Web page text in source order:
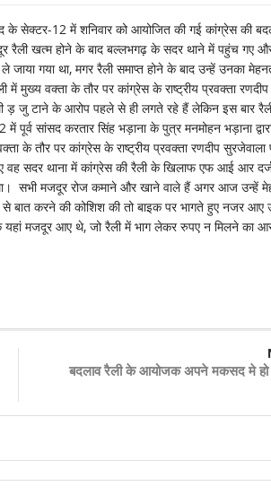
के सेक्टर-12 में शनिवार को आयोजित की गई कांग्रेस की
रैली खत्म होने के बाद बल्लभगढ़ के सदर थाने में पहुंच गए
गया था, मगर रैली समाप्त होने के बाद उन्हें उनका
मुख्य वक्ता के तौर पर कांग्रेस के राष्ट्रीय प्रवक्ता
ड़ जु टाने के आरोप पहले से ही लगते रहे हैं लेकिन इस बार रैली
सांसद करतार सिंह भड़ाना के पुत्र मनमोहन भड़ाना
के तौर पर कांग्रेस के राष्ट्रीय प्रवक्ता रणदीप
वह सदर थाना में कांग्रेस की रैली के खिलाफ एफ आई आर
सभी मजदूर रोज कमाने और खाने वाले हैं अगर आज उन्हें
बात करने की कोशिश की तो बाइक पर भागते हुए नजर आए
मजदूर आए थे, जो रैली में भाग लेकर रुपए न मिलने का
बदलाव रैली के आयोजक अपने मकसद मे हो